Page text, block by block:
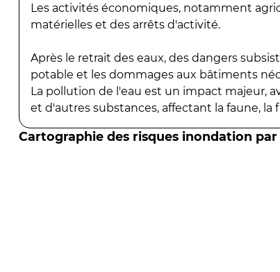
Les activités économiques, notamment
matérielles et des arrêts d'activité.
Après le retrait des eaux, des dangers
potable et les dommages aux bâtiments
La pollution de l'eau est un impact majeur,
et d'autres substances, affectant la faune, la
Cartographie des risques inondation